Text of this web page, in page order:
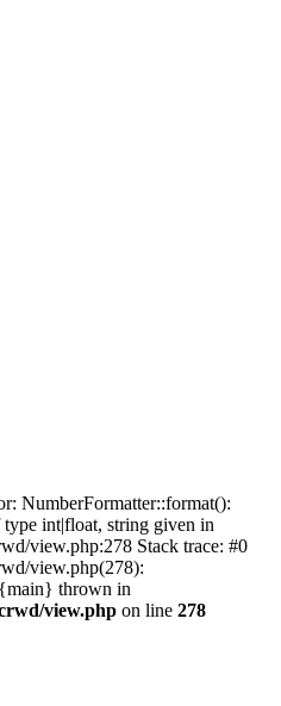
NumberFormatter::format():
int|float, string given in
view.php:278 Stack trace: #0
view.php(278):
thrown in
view.php on line 278